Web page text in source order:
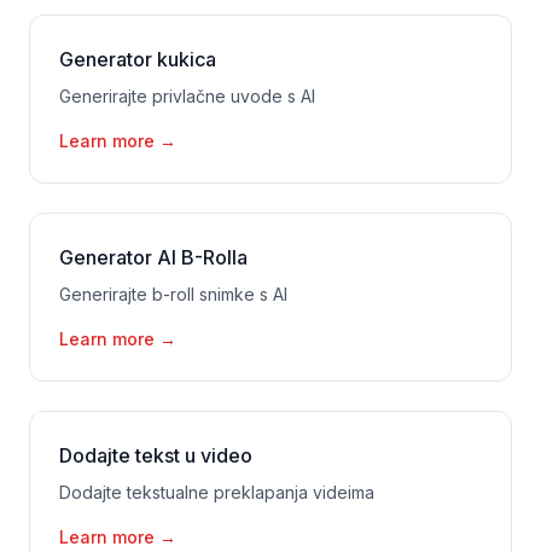
Generator kukica
Generirajte privlačne uvode s AI
Learn more →
Generator AI B-Rolla
Generirajte b-roll snimke s AI
Learn more →
Dodajte tekst u video
Dodajte tekstualne preklapanja videima
Learn more →